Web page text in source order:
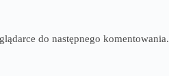
do następnego komentowania.